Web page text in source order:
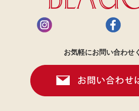
お気軽にお問い合わせ